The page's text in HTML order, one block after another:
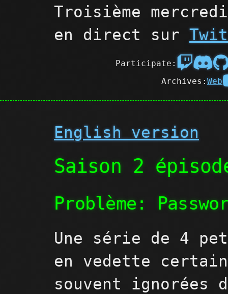
Troisième
en direct sur
Participate:
Archives: Web
English version
Saison 2
Problème:
Une série de 4
en vedette
souvent ignorées